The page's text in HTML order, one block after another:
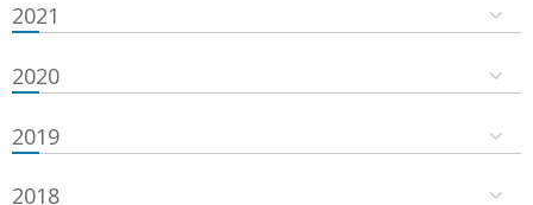
2021
2020
2019
2018